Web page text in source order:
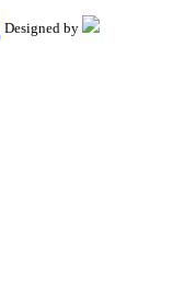
Designed by